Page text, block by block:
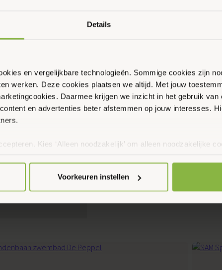
Details
en vergelijkbare technologieën. Sommige cookies zijn
werken. Deze cookies plaatsen we altijd. Met jouw
Daarmee krijgen we inzicht in het gebruik van
en advertenties beter afstemmen op jouw interesses.
Kies ‘Alleen noodzakelijk’ om alleen noodzakelijke
Voorkeuren instellen